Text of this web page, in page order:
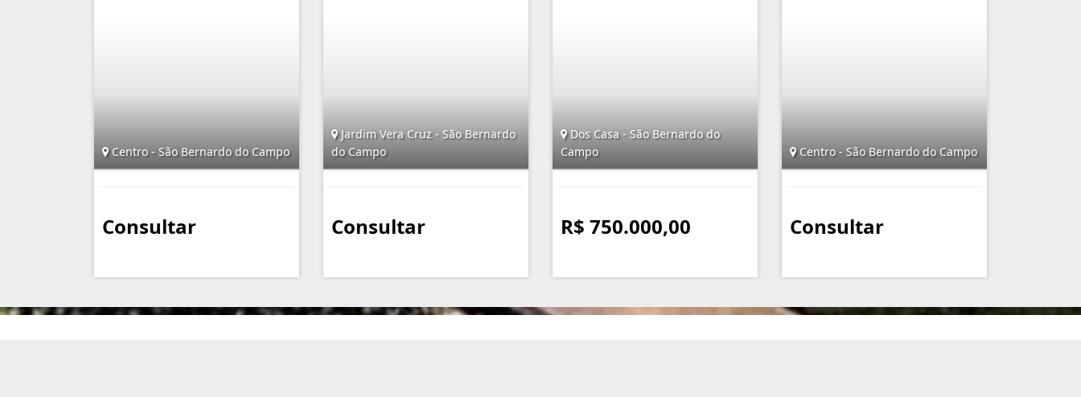
Centro - São Bernardo do Campo
Consultar
Jardim Vera Cruz - São Bernardo
do Campo
Consultar
Dos Casa - São Bernardo do
Campo
R$ 750.000,00
Centro - São Bernardo do Campo
Consultar